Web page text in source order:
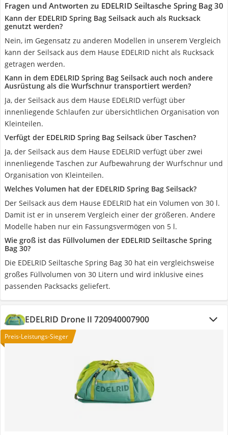
Fragen und Antworten zu EDELRID Seiltasche Spring Bag 30
Kann der EDELRID Spring Bag Seilsack auch als Rucksack
genutzt werden?
Nein, im Gegensatz zu anderen Modellen in unserem Vergleich
kann der Seilsack aus dem Hause EDELRID nicht als Rucksack
getragen werden.
Kann in dem EDELRID Spring Bag Seilsack auch noch andere
Ausrüstung als die Wurfschnur transportiert werden?
Ja, der Seilsack aus dem Hause EDELRID verfügt über
innenliegende Schlaufen zur übersichtlichen Organisation von
Kleinteilen.
Verfügt der EDELRID Spring Bag Seilsack über Taschen?
Ja, der Seilsack aus dem Hause EDELRID verfügt über zwei
innenliegende Taschen zur Aufbewahrung der Wurfschnur und
Organisation von Kleinteilen.
Welches Volumen hat der EDELRID Spring Bag Seilsack?
Der Seilsack aus dem Hause EDELRID hat ein Volumen von 30 l.
Damit ist er in unserem Vergleich einer der größeren. Andere
Modelle haben nur ein Fassungsvermögen von 5 l.
Wie groß ist das Füllvolumen der EDELRID Seiltasche Spring
Bag 30?
Die EDELRID Seiltasche Spring Bag 30 hat ein vergleichsweise
großes Füllvolumen von 30 Litern und wird inklusive eines
passenden Packsacks geliefert.
EDELRID Drone II 720940007900
Preis-Leistungs-Sieger